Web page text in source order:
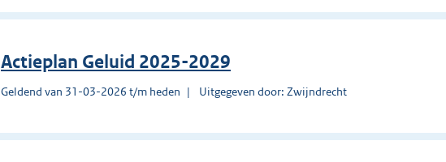
Actieplan Geluid 2025-2029
Geldend van 31-03-2026 t/m heden Uitgegeven door: Zwijndrecht